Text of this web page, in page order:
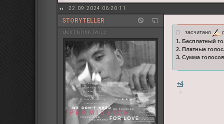
22.09.2024 06:20:11
STORYTELLER
don't blink twice засчитано
1. Бесплатный
2. Платные
3. Сумма
+4